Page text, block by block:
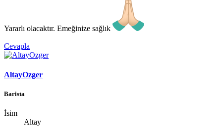
Yararlı olacaktır. Emeğinize sağlık
Cevapla
AltayOzger
Barista
İsim
Altay